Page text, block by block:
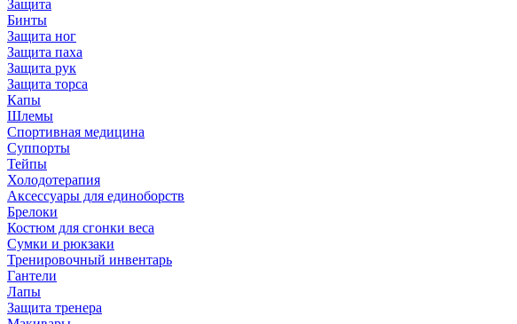
Защита
Бинты
Защита ног
Защита паха
Защита рук
Защита торса
Капы
Шлемы
Спортивная медицина
Суппорты
Тейпы
Холодотерапия
Аксессуары для единоборств
Брелоки
Костюм для сгонки веса
Сумки и рюкзаки
Тренировочный инвентарь
Гантели
Лапы
Защита тренера